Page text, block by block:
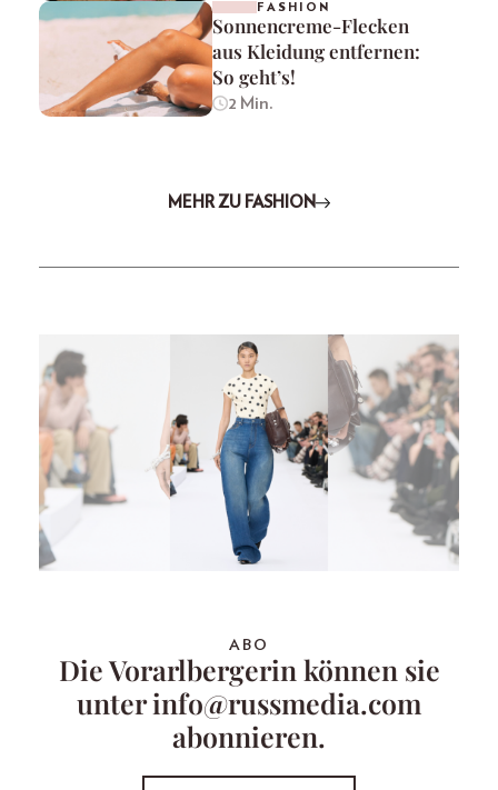
FASHION
Sonnencreme-Flecken
aus Kleidung entfernen:
So geht’s!
2 Min.
MEHR ZU FASHION
ABO
Die Vorarlbergerin können sie
unter info@russmedia.com
abonnieren.